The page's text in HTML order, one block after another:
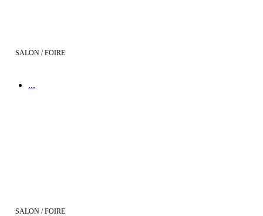
SALON / FOIRE
...
SALON / FOIRE